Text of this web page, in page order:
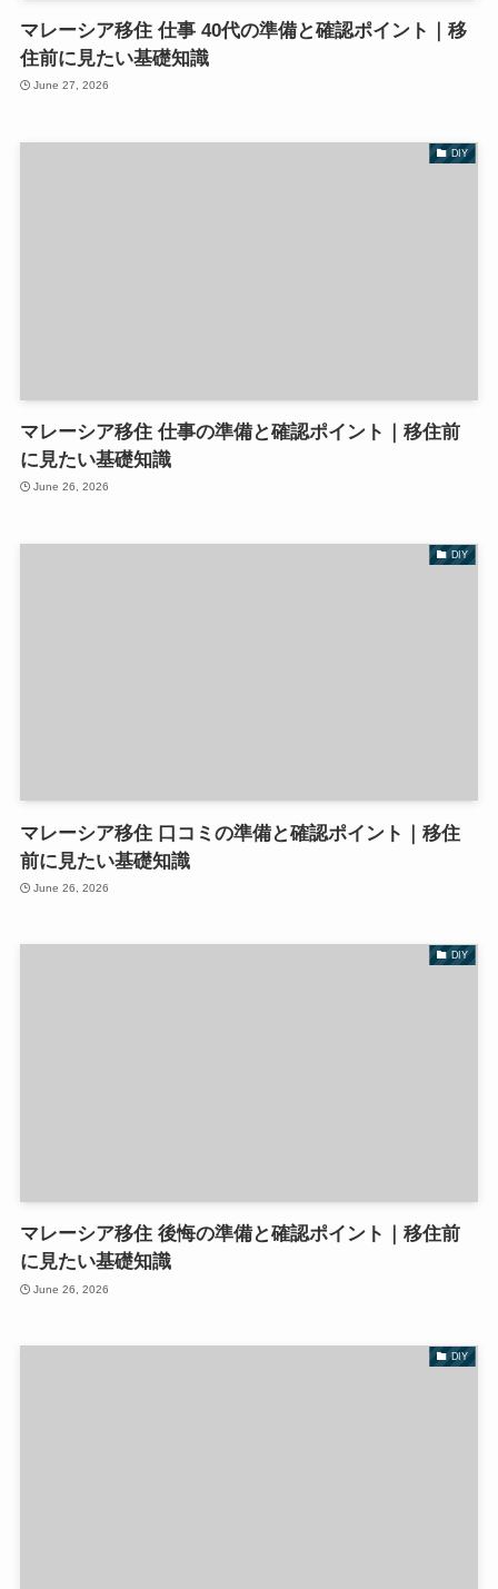
マレーシア移住 仕事 40代の準備と確認ポイント｜移
住前に見たい基礎知識
June 27, 2026
DIY
マレーシア移住 仕事の準備と確認ポイント｜移住前
に見たい基礎知識
June 26, 2026
DIY
マレーシア移住 口コミの準備と確認ポイント｜移住
前に見たい基礎知識
June 26, 2026
DIY
マレーシア移住 後悔の準備と確認ポイント｜移住前
に見たい基礎知識
June 26, 2026
DIY